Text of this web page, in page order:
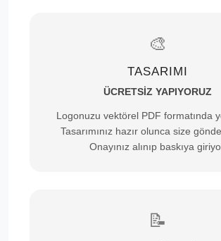
🎨
TASARIMI
ÜCRETSİZ YAPIYORUZ
Logonuzu vektörel PDF formatında
Tasarımınız hazır olunca size
Onayınız alınıp baskıya
📝